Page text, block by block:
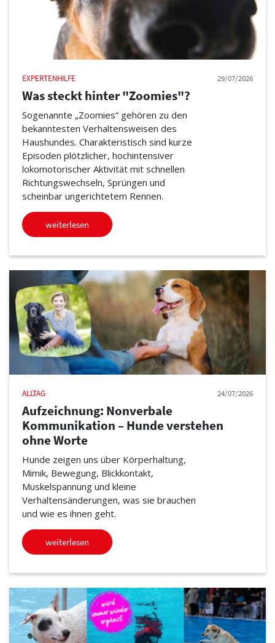
EXPERTENHILFE 29/07/2026
Was steckt hinter "Zoomies"?
Sogenannte „Zoomies“ gehören zu den
bekanntesten Verhaltensweisen des
Haushundes. Charakteristisch sind kurze
Episoden plötzlicher, hochintensiver
lokomotorischer Aktivität mit schnellen
Richtungswechseln, Sprüngen und
scheinbar ungerichtetem Rennen.
weiterlesen
ALLTAG 24/07/2026
Aufzeichnung: Nonverbale
Kommunikation – Hunde verstehen
ohne Worte
Hunde zeigen uns über Körperhaltung,
Mimik, Bewegung, Blickkontakt,
Muskelspannung und kleine
Verhaltensänderungen, was sie brauchen
und wie es ihnen geht.
weiterlesen